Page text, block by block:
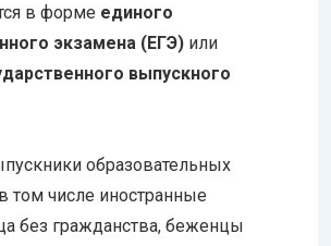
в форме единого
экзамена (ЕГЭ) или
выпускного
образовательных
том числе иностранные
без гражданства, беженцы